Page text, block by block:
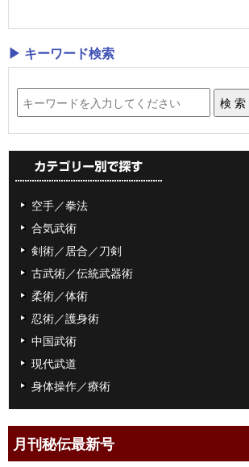
▶ キーワード検索
空手／拳法
合気武術
剣術／居合／刀剣
古武術／伝統武器術
柔術／体術
忍術／護身術
中国武術
現代武道
身体操作／療術
月刊秘伝最新号